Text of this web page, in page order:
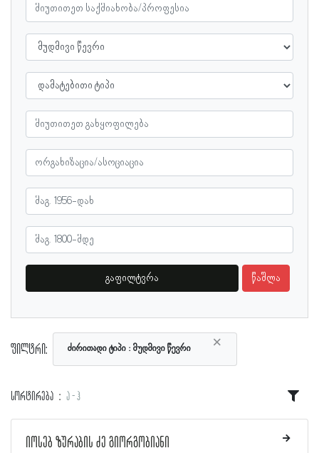
გაფილტვრა წაშლა
ფილტრი: ×
ძირითადი ტიპი მუდმივი წევრი
სორტირება ა - ჰ
იოსებ ზურაბის ძე გიორგობიანი